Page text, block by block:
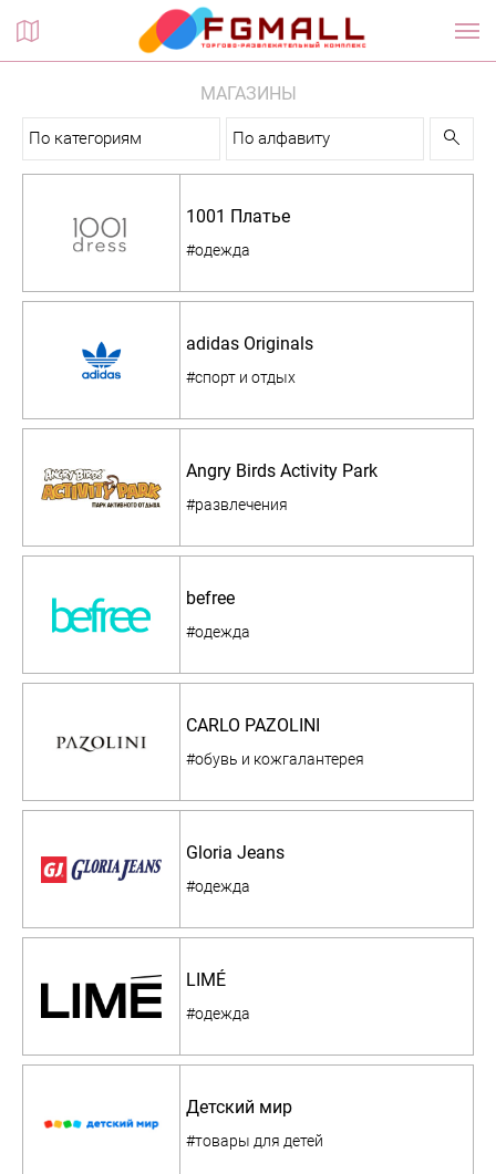
Планы этажей
МАГАЗИНЫ
По категориям По алфавиту
1001 Платье
#одежда
adidas Originals
#спорт и отдых
Angry Birds Activity Park
#развлечения
befree
#одежда
CARLO PAZOLINI
#обувь и кожгалантерея
Gloria Jeans
#одежда
LIMÉ
#одежда
Детский мир
#товары для детей